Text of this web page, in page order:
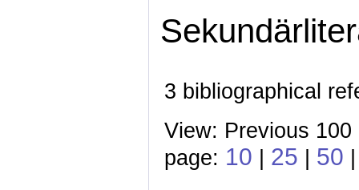
3 bibliographical
View: Previous
page: 10 | 25 | 50